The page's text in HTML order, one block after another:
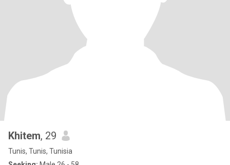
Khitem, 29
Tunis, Tunis, Tunisia